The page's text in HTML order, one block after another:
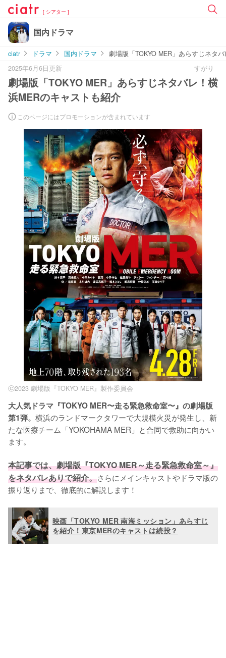
[ シアター ]
国内ドラマ
ciatr ドラマ 国内ドラマ
劇場版「TOKYO MER」あらすじネタ
2025年6月6日更新
すがり
劇場版「TOKYO MER」あらすじネタバレ！横
浜MERのキャストも紹介
このページにはプロモーションが含まれています
ⓒ2023 劇場版『TOKYO MER』製作委員会
大人気ドラマ『TOKYO MER〜走る緊急救命室〜』の劇場版
第1弾。 横浜のランドマークタワーで大規模火災が発生し、新
たな医療チーム「YOKOHAMA MER」と合同で救助に向かい
ます。
本記事では、劇場版『TOKYO MER～走る緊急救命室～』
をネタバレありで紹介。さらにメインキャストやドラマ版の
振り返りまで、徹底的に解説します！
映画「TOKYO MER 南海ミッション」あらすじ
を紹介！東京MERのキャストは続投？